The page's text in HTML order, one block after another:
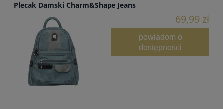
Plecak Damski Charm&Shape Jeans
69,99 zł
powiadom o
dostępności